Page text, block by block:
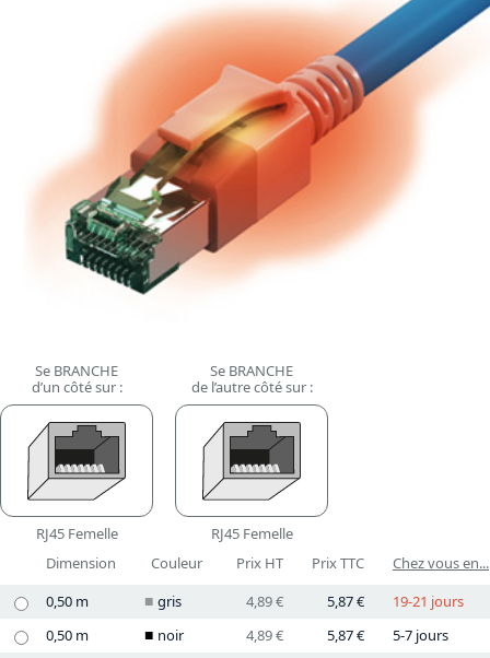
Se BRANCHE
d’un côté sur :
RJ45 Femelle
Se BRANCHE
de l’autre côté sur :
RJ45 Femelle
Dimension
Couleur Prix HT Prix TTC
Chez vous en...
0,50 m
gris 4,89 € 5,87 €
19-21 jours
0,50 m
noir 4,89 € 5,87 €
5-7 jours